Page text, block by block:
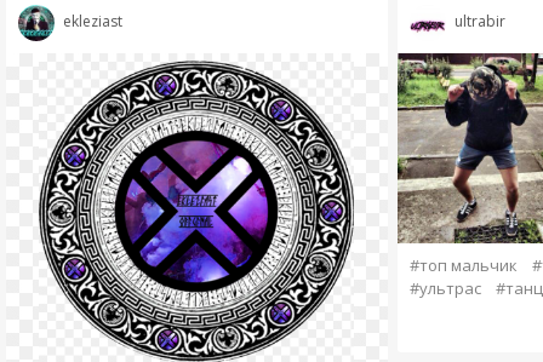
ekleziast ultrabir
#топ мальчик
#ультрас